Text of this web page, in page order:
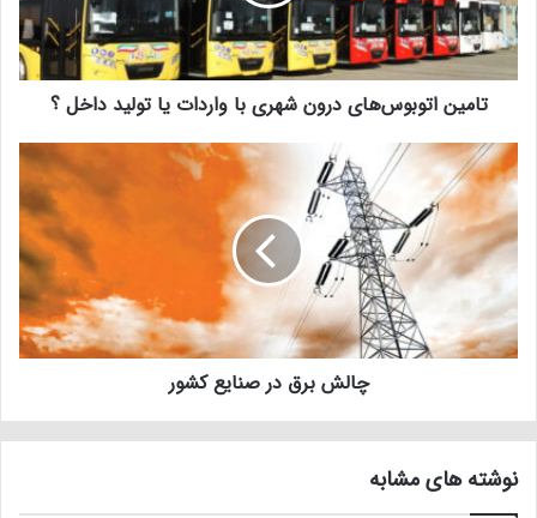
تامین اتوبوس‌های درون شهری با واردات یا تولید داخل ؟
چالش برق در صنایع کشور
نوشته های مشابه